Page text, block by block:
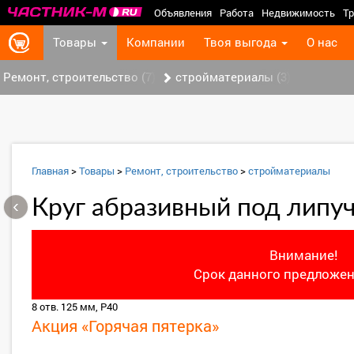
Объявления Работа Недвижимость
Товары Компании Твоя выгода О нас
Ремонт, строительство (7) стройматериалы (3)
Главная>Товары > Ремонт, строительство>стройматериалы
Круг абразивный под
Внимание!
Срок данного
8 отв. 125 мм, Р40
Акция «Горячая пятерка»
‹